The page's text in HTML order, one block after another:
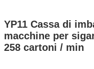
YP11 Cassa di
macchine per
258 cartoni / min